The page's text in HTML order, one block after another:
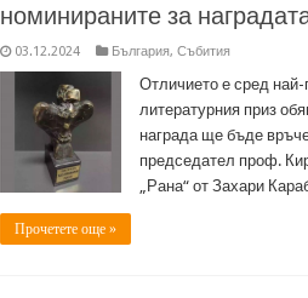
номинираните за
03.12.2024 България, Събития
Отличието е сред най-
литературния приз
награда ще бъде
председател проф.
„Рана“ от Захари
Прочетете още »